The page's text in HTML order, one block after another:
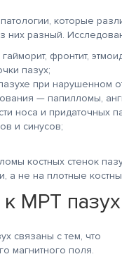
которые
них разный.
фронтит,
пазух;
при нарушенном
— папилломы,
носа и придаточных
и синусов;
костных стенок
а не на плотные
МРТ
связаны с тем, что
магнитного поля.